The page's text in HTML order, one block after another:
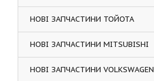
НОВІ ЗАПЧАСТИНИ ТОЙОТА
НОВІ ЗАПЧАСТИНИ MITSUBISHI
НОВІ ЗАПЧАСТИНИ VOLKSWAGEN